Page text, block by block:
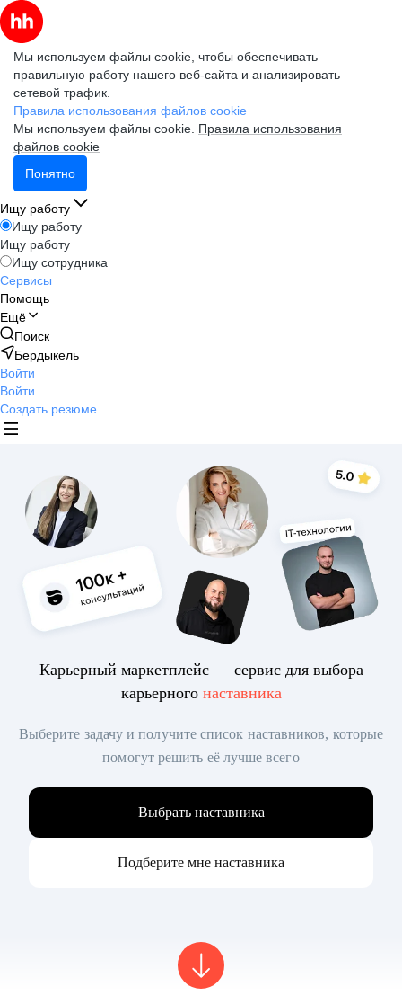
Мы используем файлы cookie, чтобы обеспечивать
правильную работу нашего веб-сайта и анализировать
сетевой трафик.
Правила использования файлов cookie
Мы используем файлы cookie. Правила использования
файлов cookie
Понятно
Ищу работу
Ищу работу
Ищу работу
Ищу сотрудника
Сервисы
Помощь
Ещё
Поиск
Бердыкель
Войти
Войти
Создать резюме
Карьерный маркетплейс — сервис для выбора
карьерного наставника
Выберите задачу и получите список наставников, которые
помогут решить её лучше всего
Выбрать наставника
Подберите мне наставника